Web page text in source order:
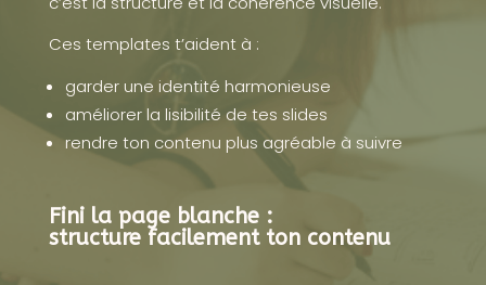
Ces templates t’aident à :
garder une identité harmonieuse
améliorer la lisibilité de tes slides
rendre ton contenu plus agréable à suivre
Fini la page blanche :
structure facilement ton contenu